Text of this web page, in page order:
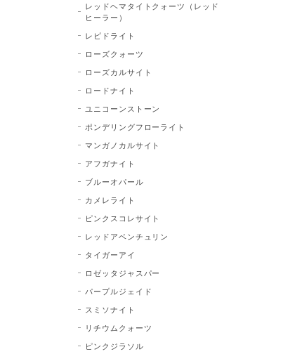
レッドヘマタイトクォーツ（レッド
ヒーラー）
レピドライト
ローズクォーツ
ローズカルサイト
ロードナイト
ユニコーンストーン
ポンデリングフローライト
マンガノカルサイト
アフガナイト
ブルーオパール
カメレライト
ピンクスコレサイト
レッドアベンチュリン
タイガーアイ
ロゼッタジャスパー
パープルジェイド
スミソナイト
リチウムクォーツ
ピンクジラソル